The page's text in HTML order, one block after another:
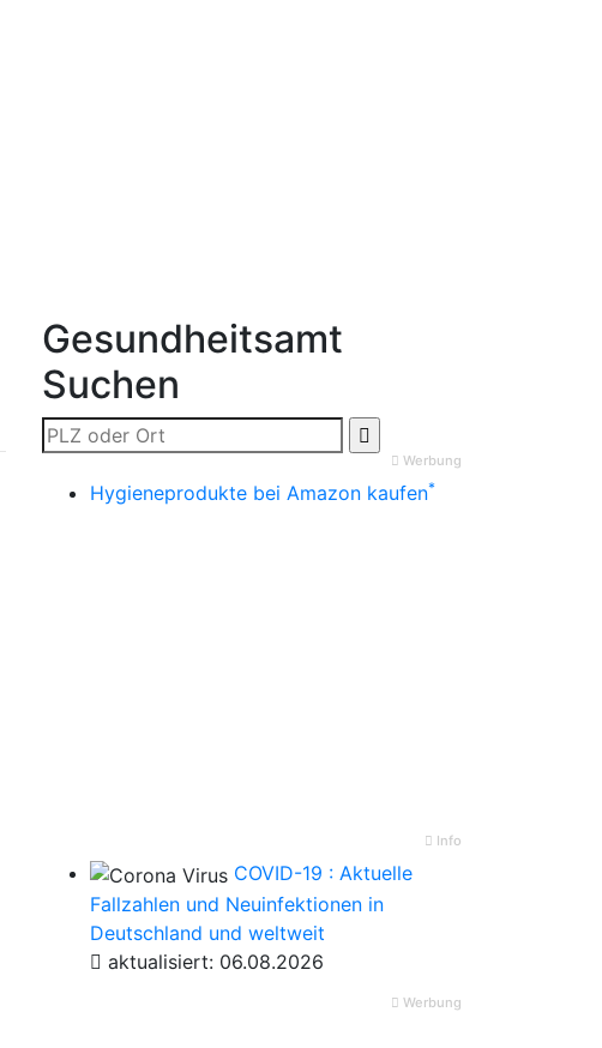
Gesundheitsamt
Suchen
Werbung
Hygieneprodukte bei Amazon kaufen*
Info
COVID-19 : Aktuelle
Fallzahlen und Neuinfektionen in
Deutschland und weltweit
aktualisiert: 06.08.2026
Werbung